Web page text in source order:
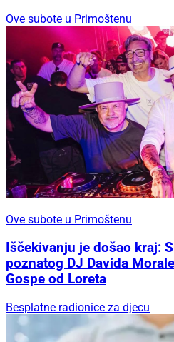
Ove subote u Primoštenu
Ove subote u Primoštenu
Iščekivanju je došao kraj:
poznatog DJ Davida
Gospe od Loreta
Besplatne radionice za djecu